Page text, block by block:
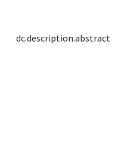
dc.description.abstract